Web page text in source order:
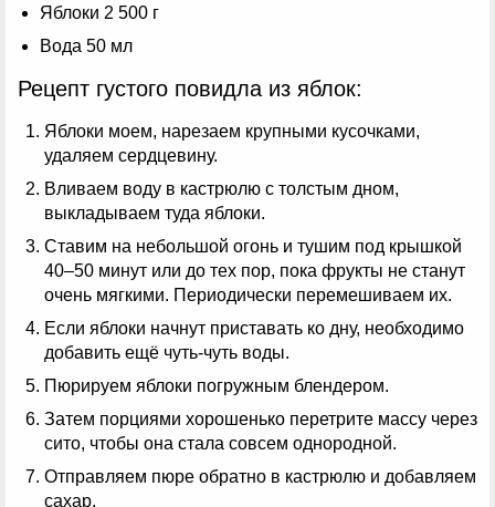
Яблоки 2 500 г
Вода 50 мл
Рецепт густого повидла из яблок:
Яблоки моем, нарезаем крупными кусочками,
удаляем сердцевину.
Вливаем воду в кастрюлю с толстым дном,
выкладываем туда яблоки.
Ставим на небольшой огонь и тушим под крышкой
40–50 минут или до тех пор, пока фрукты не станут
очень мягкими. Периодически перемешиваем их.
Если яблоки начнут приставать ко дну, необходимо
добавить ещё чуть-чуть воды.
Пюрируем яблоки погружным блендером.
Затем порциями хорошенько перетрите массу через
сито, чтобы она стала совсем однородной.
Отправляем пюре обратно в кастрюлю и добавляем
сахар.